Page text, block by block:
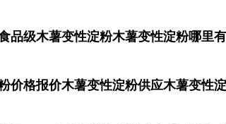
品级木薯变性淀粉木薯变性淀粉哪里
价格报价木薯变性淀粉供应木薯变性